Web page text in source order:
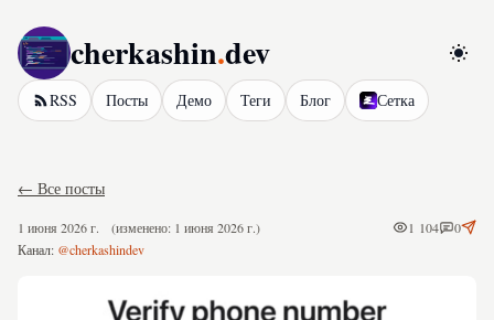
cherkashin.dev
RSS Посты Демо Теги Блог Сетка
← Все посты
1 июня 2026 г.
(изменено: 1 июня 2026 г.)
Канал: @cherkashindev
1 104 0